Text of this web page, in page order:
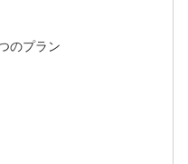
ケート（ご自身のゴル
かけなど）をお答え
験レッスン開始。お打
ソナルレッスンです。
のプラン